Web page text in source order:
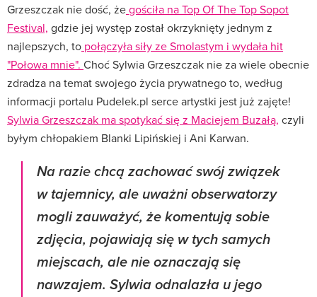
Grzeszczak nie dość, żegościła na Top Of The Top Sopot
Festival, gdzie jej występ został okrzyknięty jednym z
najlepszych, to połączyła siły ze Smolastym i wydała hit
"Połowa mnie". Choć Sylwia Grzeszczak nie za wiele obecnie
zdradza na temat swojego życia prywatnego to, według
informacji portalu Pudelek.pl serce artystki jest już zajęte!
Sylwia Grzeszczak ma spotykać się z Maciejem Buzałą, czyli
byłym chłopakiem Blanki Lipińskiej i Ani Karwan.
Na razie chcą zachować swój związek
w tajemnicy, ale uważni obserwatorzy
mogli zauważyć, że komentują sobie
zdjęcia, pojawiają się w tych samych
miejscach, ale nie oznaczają się
nawzajem. Sylwia odnalazła u jego